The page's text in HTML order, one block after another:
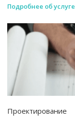
Подробнее об услуге
Проектирование